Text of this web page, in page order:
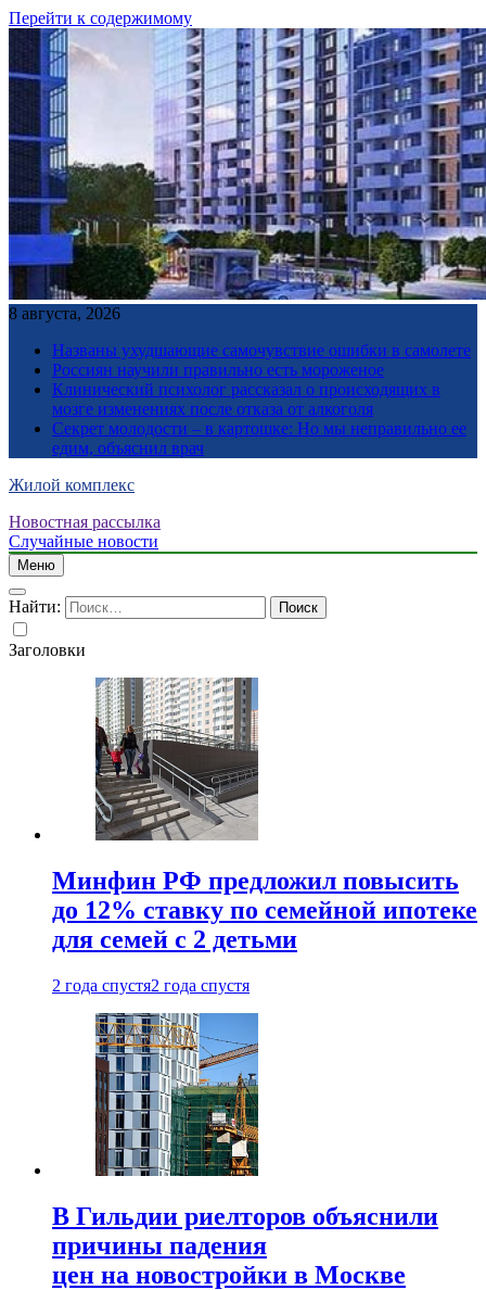
Перейти к содержимому
8 августа, 2026
Названы ухудшающие самочувствие ошибки в самолете
Россиян научили правильно есть мороженое
Клинический психолог рассказал о происходящих в
мозге изменениях после отказа от алкоголя
Секрет молодости – в картошке: Но мы неправильно ее
едим, объяснил врач
Жилой комплекс
Новостная рассылка
Случайные новости
Меню
Найти:
Заголовки
Минфин РФ предложил повысить
до 12% ставку по семейной ипотеке
для семей с 2 детьми
2 года спустя2 года спустя
В Гильдии риелторов объяснили
причины падения
цен на новостройки в Москве